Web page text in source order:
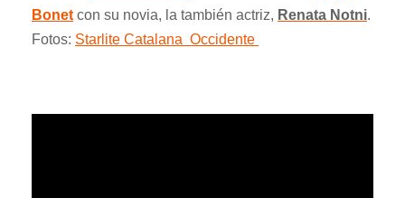
Bonet con su novia, la también actriz, Renata Notni.
Fotos: Starlite Catalana Occidente